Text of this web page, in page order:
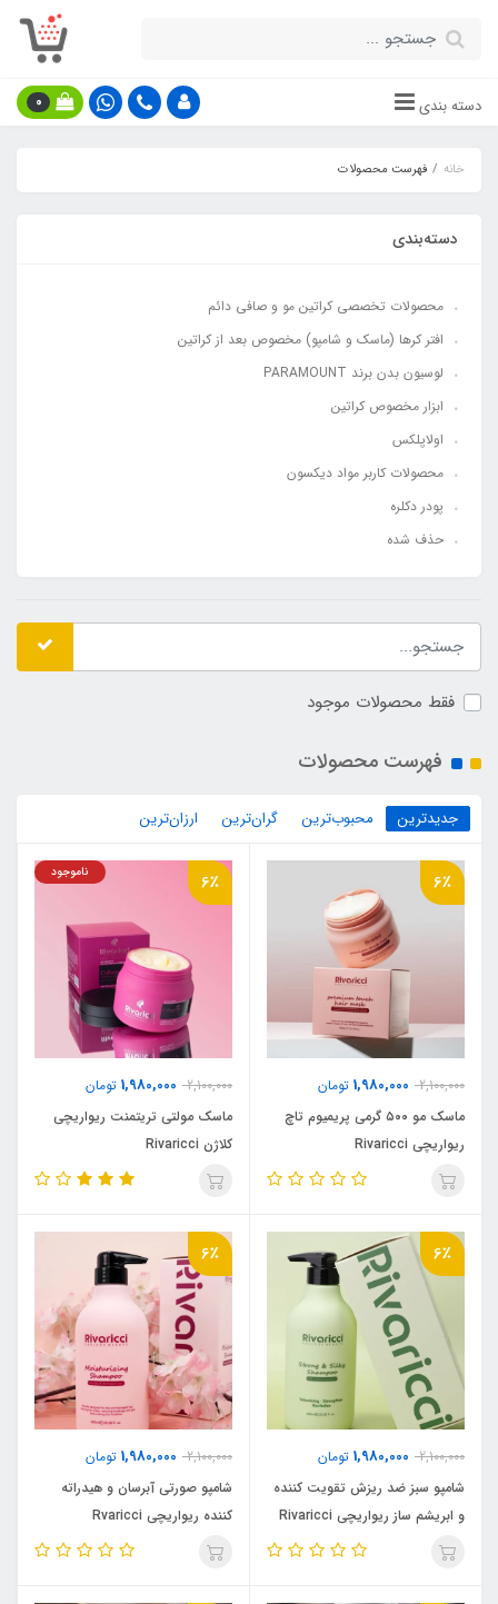
دسته بندی 0
خانه فهرست محصولات
دسته‌بندی
محصولات تخصصی کراتین مو و صافی دائم
افتر کرها (ماسک و شامپو) مخصوص بعد از کراتین
لوسیون بدن برند PARAMOUNT
ابزار مخصوص کراتین
اولاپلکس
محصولات کاربر مواد دیکسون
پودر دکلره
حذف شده
فقط محصولات موجود
فهرست محصولات
جدیدترین محبوب‌ترین گران‌ترین ارزان‌ترین
6٪
2,100,000
1,980,000 تومان
ماسک مو ۵۰۰ گرمی پریمیوم تاچ
ریواریچی Rivaricci
6٪
2,100,000
1,980,000 تومان
ناموجود
ماسک مولتی تریتمنت ریواریچی
کلاژن Rivaricci
6٪
2,100,000
1,980,000 تومان
شامپو سبز ضد ریزش تقویت کننده
و ابریشم ساز ریواریچی Rivaricci
6٪
2,100,000
1,980,000 تومان
شامپو صورتی آبرسان و هیدراته
کننده ریواریچی Rvaricci